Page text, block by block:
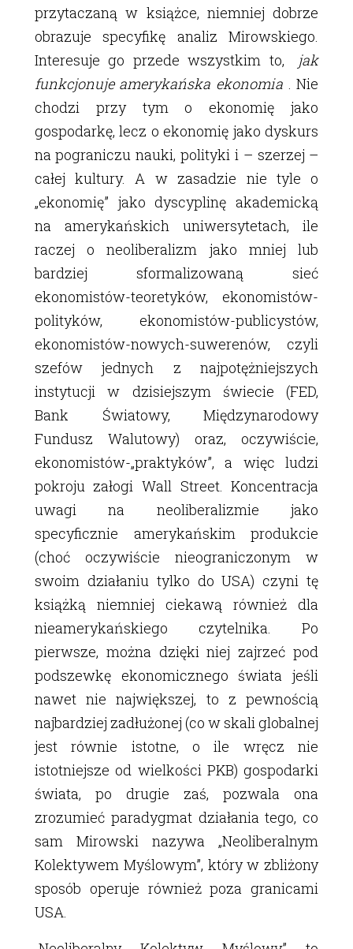
przytaczaną w książce, niemniej dobrze
obrazuje specyfikę analiz Mirowskiego.
Interesuje go przede wszystkim to,
jak
funkcjonuje amerykańska ekonomia . Nie
chodzi przy tym o ekonomię jako
gospodarkę, lecz o ekonomię jako dyskurs
na pograniczu nauki, polityki i – szerzej –
całej kultury. A w zasadzie nie tyle o
„ekonomię” jako dyscyplinę akademicką
na amerykańskich uniwersytetach, ile
raczej o neoliberalizm jako mniej lub
bardziej sformalizowaną sieć
ekonomistów-teoretyków, ekonomistów-
polityków, ekonomistów-publicystów,
ekonomistów-nowych-suwerenów, czyli
szefów jednych z najpotężniejszych
instytucji w dzisiejszym świecie (FED,
Bank Światowy, Międzynarodowy
Fundusz Walutowy) oraz, oczywiście,
ekonomistów-„praktyków”, a więc ludzi
pokroju załogi Wall Street. Koncentracja
uwagi na neoliberalizmie jako
specyficznie amerykańskim produkcie
(choć oczywiście nieograniczonym w
swoim działaniu tylko do USA) czyni tę
książką niemniej ciekawą również dla
nieamerykańskiego czytelnika. Po
pierwsze, można dzięki niej zajrzeć pod
podszewkę ekonomicznego świata jeśli
nawet nie największej, to z pewnością
najbardziej zadłużonej (co w skali globalnej
jest równie istotne, o ile wręcz nie
istotniejsze od wielkości PKB) gospodarki
świata, po drugie zaś, pozwala ona
zrozumieć paradygmat działania tego, co
sam Mirowski nazywa „Neoliberalnym
Kolektywem Myślowym”, który w zbliżony
sposób operuje również poza granicami
USA.